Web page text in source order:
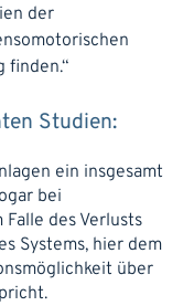
der
finden.“
Studien:
ein insgesamt
bei
Falle des Verlusts
Systems, hier dem
über